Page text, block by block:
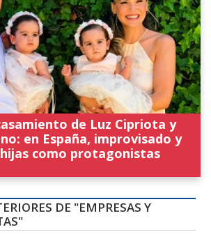
de Luz Cipriota y
en España, improvisado y
como protagonistas
DE "EMPRESAS Y